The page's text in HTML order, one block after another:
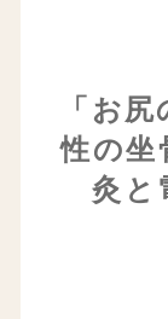
「お
性の坐
灸と